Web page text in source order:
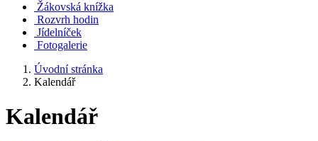
Žákovská knížka
Rozvrh hodin
Jídelníček
Fotogalerie
Úvodní stránka
Kalendář
Kalendář